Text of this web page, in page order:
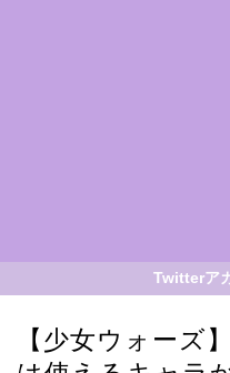
Twitterア
【少女ウォーズ